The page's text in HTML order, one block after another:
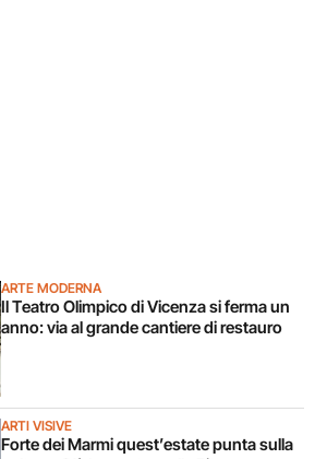
ARTE MODERNA
Il Teatro Olimpico di Vicenza si ferma un
anno: via al grande cantiere di restauro
ARTI VISIVE
Forte dei Marmi quest’estate punta sulla